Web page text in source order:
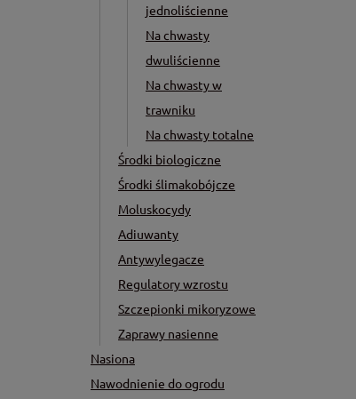
jednoliścienne
Na chwasty
dwuliścienne
Na chwasty w
trawniku
Na chwasty totalne
Środki biologiczne
Środki ślimakobójcze
Moluskocydy
Adiuwanty
Antywylegacze
Regulatory wzrostu
Szczepionki mikoryzowe
Zaprawy nasienne
Nasiona
Nawodnienie do ogrodu